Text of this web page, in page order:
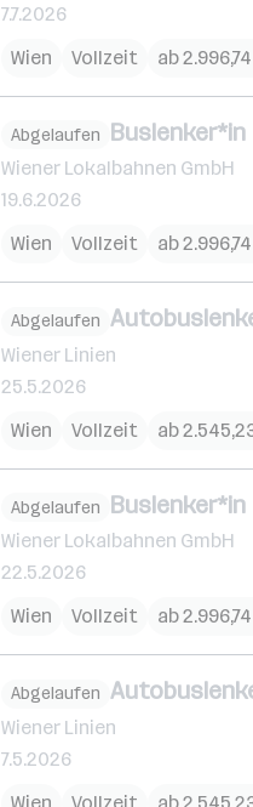
7.7.2026
Wien
Vollzeit ab
Abgelaufen Buslenker*in
Wiener Lokalbahnen GmbH
19.6.2026
Wien
Vollzeit ab
Abgelaufen
Wiener Linien
25.5.2026
Wien
Vollzeit ab
Abgelaufen Buslenker*in
Wiener Lokalbahnen GmbH
22.5.2026
Wien
Vollzeit ab
Abgelaufen
Wiener Linien
7.5.2026
Wien
Vollzeit ab